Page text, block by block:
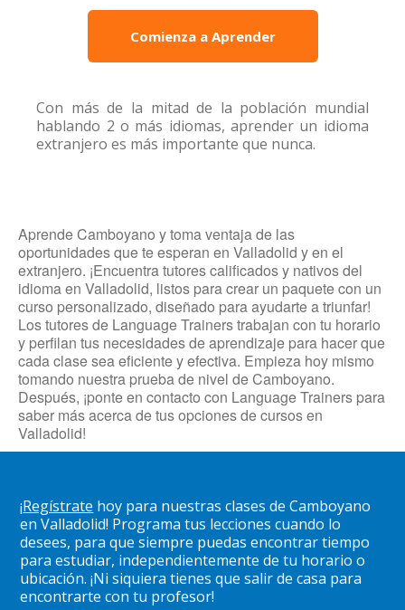
Comienza a Aprender
Con más de la mitad de la población mundial
hablando 2 o más idiomas, aprender un idioma
extranjero es más importante que nunca.
Aprende Camboyano y toma ventaja de las
oportunidades que te esperan en Valladolid y en el
extranjero. ¡Encuentra tutores calificados y nativos del
idioma en Valladolid, listos para crear un paquete con un
curso personalizado, diseñado para ayudarte a triunfar!
Los tutores de Language Trainers trabajan con tu horario
y perfilan tus necesidades de aprendizaje para hacer que
cada clase sea eficiente y efectiva. Empieza hoy mismo
tomando nuestra prueba de nivel de Camboyano.
Después, ¡ponte en contacto con Language Trainers para
saber más acerca de tus opciones de cursos en
Valladolid!
¡Regístrate hoy para nuestras clases de Camboyano
en Valladolid! Programa tus lecciones cuando lo
desees, para que siempre puedas encontrar tiempo
para estudiar, independientemente de tu horario o
ubicación. ¡Ni siquiera tienes que salir de casa para
encontrarte con tu profesor!